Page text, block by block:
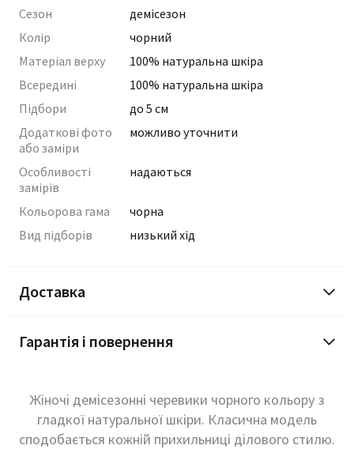
Сезон
демісезон
Колір
чорний
Матеріал верху
100% натуральна шкіра
Всередині
100% натуральна шкіра
Підбори
до 5 см
Додаткові фото
або заміри
можливо уточнити
Особливості
замірів
надаються
Кольорова гама
чорна
Вид підборів
низький хід
Доставка
Гарантія і повернення
Жіночі демісезонні черевики чорного кольору з
гладкої натуральної шкіри. Класична модель
сподобається кожній прихильниці ділового стилю.